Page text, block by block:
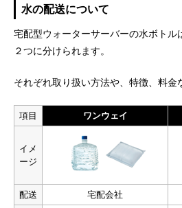
水の配送について
宅配型ウォーターサーバーの水ボトル
２つに分けられます。
それぞれ取り扱い方法や、特徴、料金
項目 ワンウェイ
イメ
ージ
配送 宅配会社